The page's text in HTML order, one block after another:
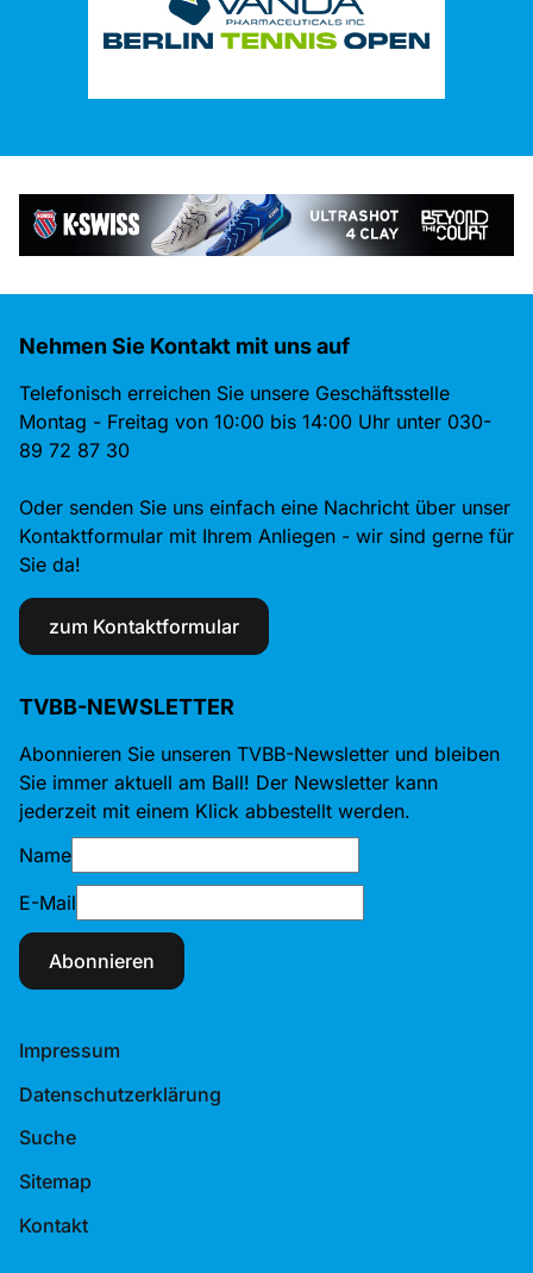
Nehmen Sie Kontakt mit uns auf
Telefonisch erreichen Sie unsere Geschäftsstelle
Montag - Freitag von 10:00 bis 14:00 Uhr unter 030-
89 72 87 30
Oder senden Sie uns einfach eine Nachricht über unser
Kontaktformular mit Ihrem Anliegen - wir sind gerne für
Sie da!
zum Kontaktformular
TVBB-NEWSLETTER
Abonnieren Sie unseren TVBB-Newsletter und bleiben
Sie immer aktuell am Ball! Der Newsletter kann
jederzeit mit einem Klick abbestellt werden.
Name
E-Mail
Abonnieren
Impressum
Datenschutzerklärung
Suche
Sitemap
Kontakt